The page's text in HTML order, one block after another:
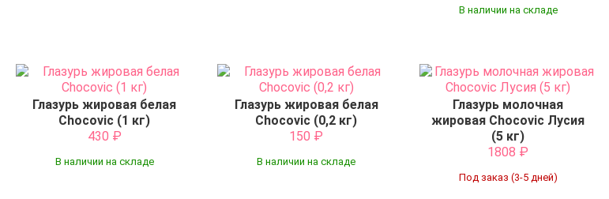
В наличии на складе
Глазурь жировая белая
Chocovic (1 кг)
430 ₽
В наличии на складе
Глазурь жировая белая
Chocovic (0,2 кг)
150 ₽
В наличии на складе
Глазурь молочная
жировая Chocovic Лусия
(5 кг)
1808 ₽
Под заказ (3-5 дней)